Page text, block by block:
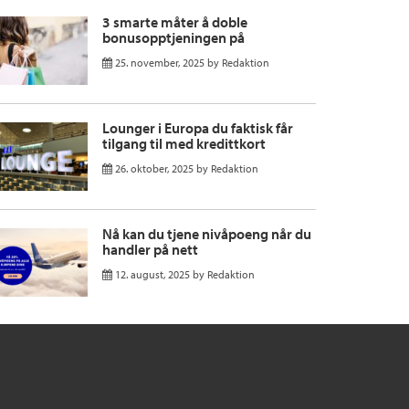
3 smarte måter å doble
bonusopptjeningen på
25. november, 2025 by Redaktion
Lounger i Europa du faktisk får
tilgang til med kredittkort
26. oktober, 2025 by Redaktion
Nå kan du tjene nivåpoeng når du
handler på nett
12. august, 2025 by Redaktion